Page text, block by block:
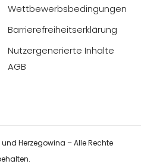
Wettbewerbsbedingungen
Barrierefreiheitserklärung
Nutzergenerierte Inhalte
AGB
Herzegowina – Alle Rechte